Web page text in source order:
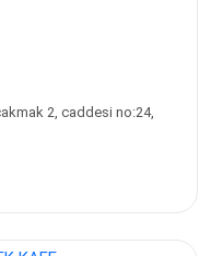
2, caddesi no:24,